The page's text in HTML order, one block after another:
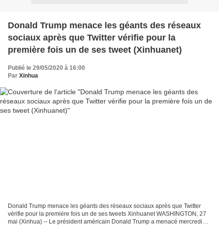
Donald Trump menace les géants des réseaux
sociaux après que Twitter vérifie pour la
première fois un de ses tweet (Xinhuanet)
Publié le 29/05/2020 à 16:00
Par Xinhua
Donald Trump menace les géants des réseaux sociaux après que Twitter
vérifie pour la première fois un de ses tweets Xinhuanet WASHINGTON, 27
mai (Xinhua) -- Le président américain Donald Trump a menacé mercredi